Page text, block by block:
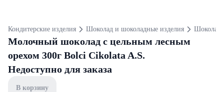
Кондитерские изделия Шоколад и шоколадные изделия Шоколад
Молочный шоколад с цельным лесным
орехом 300г Bolci Cikolata A.S.
Недоступно для заказа
В корзину